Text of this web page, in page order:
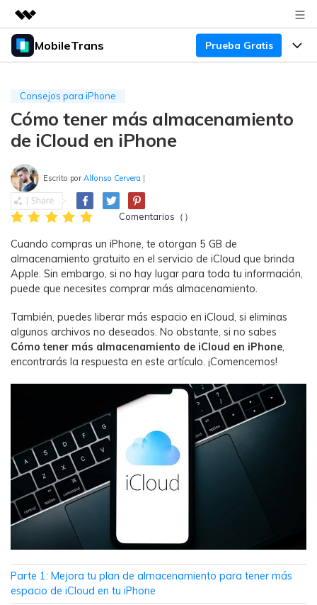
Productos destacados
Utilidades
Resumen
Soluciones
Quiénes somos
Tienda
Soporte
MobileTrans Prueba Gratis
Para Escritorio
Pasa datos de WhatsApp de
Android a iPhone o viceversa. Hace
y restaura copias de seguridad de
WhatsApp y más apps sociales.
Respaldo y Restauración
Realiza y restaura copias de
seguridad de más de 18 tipos de
datos, incluyendo los datos de
WhatsApp.
Transferencia de Datos de un
Celular a Otro
Transfiere contactos, fotos, música,
videos, SMS y otros tipos de
archivos de un teléfono a otro y a la
PC.
Apps
Mutsapper (Alias: Wutsapper)
Transfiere datos de WhatsApp y
WhatsApp Business sin restablecer los
valores de fábrica.
Precios
Precios para Mac
Descuentos Educativos
Guía de Usuario
Más Soporte
Blog
Tendencias
Tendencias
Concursos y eventos
ENCUENTRA MÁS SOLUCIONES
Buscar
Descargar
Consejos para iPhone
Cómo tener más almacenamiento
de iCloud en iPhone
Escrito porAlfonso Cervera |
Comentarios（）
Cuando compras un iPhone, te otorgan 5 GB de
almacenamiento gratuito en el servicio de iCloud que brinda
Apple. Sin embargo, si no hay lugar para toda tu información,
puede que necesites comprar más almacenamiento.
También, puedes liberar más espacio en iCloud, si eliminas
algunos archivos no deseados. No obstante, si no sabes
Cómo tener más almacenamiento de iCloud en iPhone,
encontrarás la respuesta en este artículo. ¡Comencemos!
Parte 1: Mejora tu plan de almacenamiento para tener más
espacio de iCloud en tu iPhone